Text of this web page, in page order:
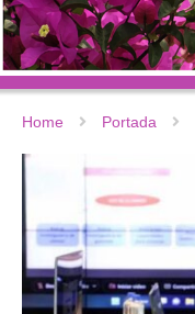
Home Portada